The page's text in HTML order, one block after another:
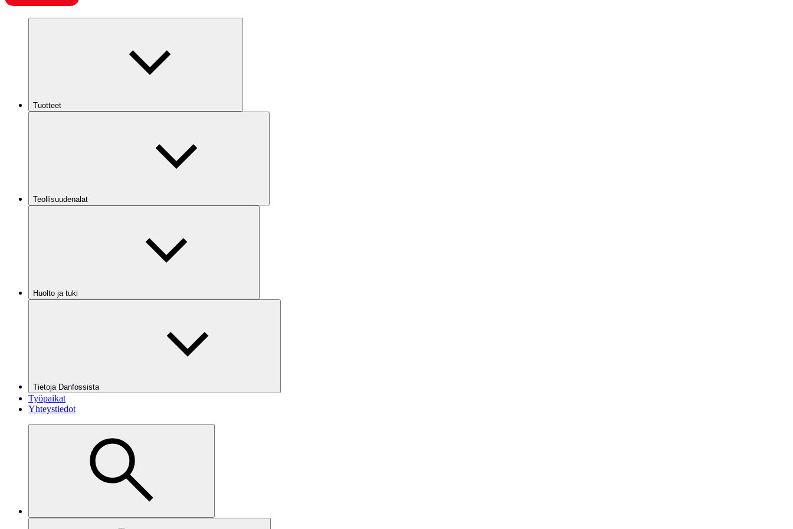
Tuotteet
Teollisuudenalat
Huolto ja tuki
Tietoja Danfossista
Työpaikat
Yhteystiedot